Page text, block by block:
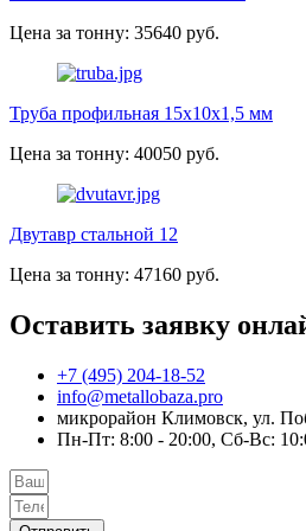
Цена за тонну: 35640 руб.
Труба профильная 15х10х1,5 мм
Цена за тонну: 40050 руб.
Двутавр стальной 12
Цена за тонну: 47160 руб.
Оставить заявку
+7 (495) 204-18-52
info@metallobaza.pro
микрорайон Климовск, ул.
Пн-Пт: 8:00 - 20:00, Сб-Вс: